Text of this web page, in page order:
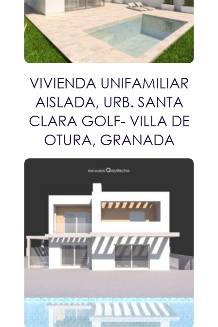
VIVIENDA UNIFAMILIAR
AISLADA, URB. SANTA
CLARA GOLF- VILLA DE
OTURA, GRANADA